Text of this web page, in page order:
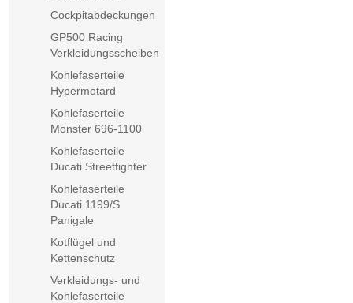
Cockpitabdeckungen
GP500 Racing
Verkleidungsscheiben
Kohlefaserteile
Hypermotard
Kohlefaserteile
Monster 696-1100
Kohlefaserteile
Ducati Streetfighter
Kohlefaserteile
Ducati 1199/S
Panigale
Kotflügel und
Kettenschutz
Verkleidungs- und
Kohlefaserteile